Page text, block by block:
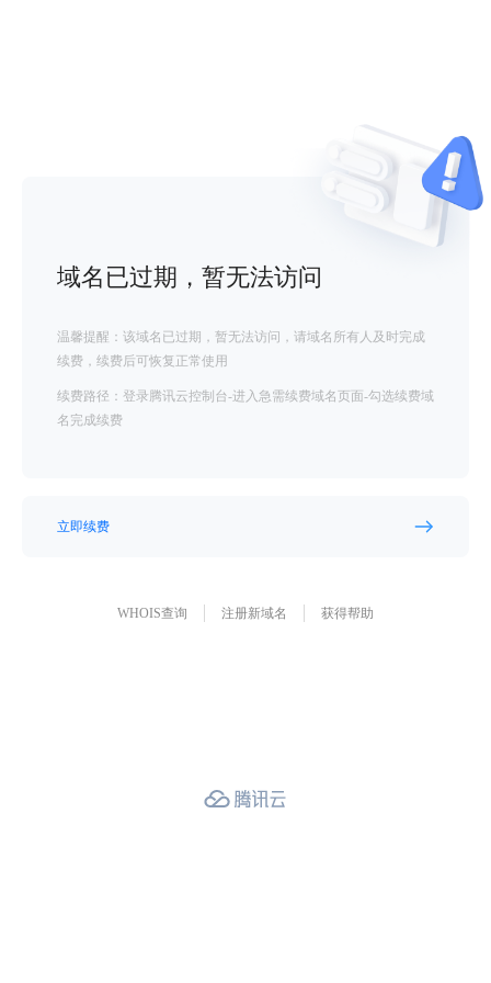
域名已过期，暂无法访问
温馨提醒：该域名已过期，暂无法访问，请域名所有人及时完成
续费，续费后可恢复正常使用
续费路径：登录腾讯云控制台-进入急需续费域名页面-勾选续费域
名完成续费
立即续费
WHOIS查询 注册新域名 获得帮助